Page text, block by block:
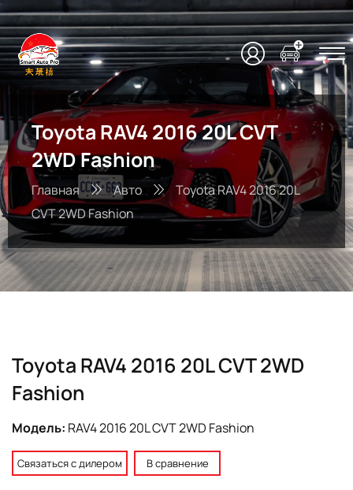
Toyota RAV4 2016 20L CVT
2WD Fashion
Главная Авто
Toyota RAV4 2016 20L
CVT 2WD Fashion
Toyota RAV4 2016 20L CVT 2WD
Fashion
Модель: RAV4 2016 20L CVT 2WD Fashion
Связаться с дилером В сравнение